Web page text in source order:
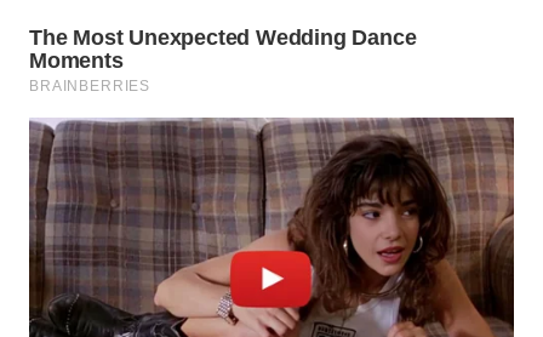
WAHANANEWS
NET
WAHANA
SPORT
WAHANA
UMKM
WAHANA
SELEB